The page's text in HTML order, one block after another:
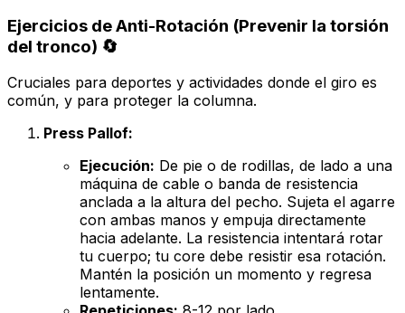
Ejercicios de Anti-Rotación (Prevenir la torsión
del tronco) 🔄
Cruciales para deportes y actividades donde el giro es
común, y para proteger la columna.
Press Pallof:
Ejecución: De pie o de rodillas, de lado a una
máquina de cable o banda de resistencia
anclada a la altura del pecho. Sujeta el agarre
con ambas manos y empuja directamente
hacia adelante. La resistencia intentará rotar
tu cuerpo; tu core debe resistir esa rotación.
Mantén la posición un momento y regresa
lentamente.